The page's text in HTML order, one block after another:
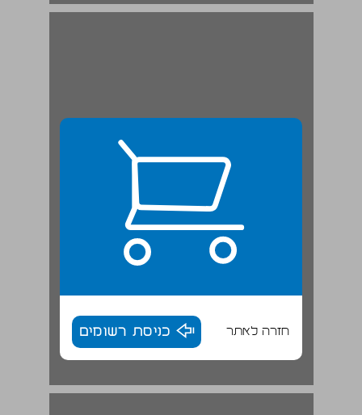
4. הגמוניה ודומיננטיות ... 24
חזרה לאתר כניסת רשומים